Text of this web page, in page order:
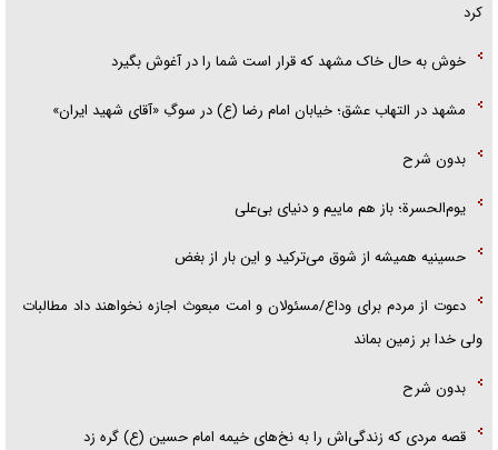
کرد
خوش به حال خاک مشهد که قرار است شما را در آغوش بگیرد
مشهد در التهاب عشق؛ خیابان امام رضا (ع) در سوگِ «آقای شهید ایران»
بدون شرح
یوم‌الحسرة؛ باز هم ماییم و دنیای بی‌علی
حسینیه همیشه از شوق می‌ترکید و این بار از بغض
دعوت از مردم برای وداع/مسئولان و امت مبعوث اجازه نخواهند داد مطالبات
ولی خدا بر زمین بماند
بدون شرح
قصه مردی که زندگی‌اش را به نخ‌های خیمه امام حسین (ع) گره زد